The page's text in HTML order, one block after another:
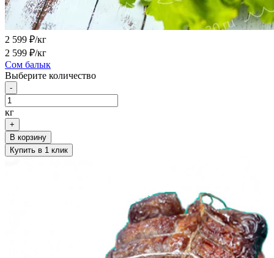
2 599 ₽/кг
2 599 ₽/кг
Сом балык
Выберите количество
-
кг
+
В корзину
Купить в 1 клик